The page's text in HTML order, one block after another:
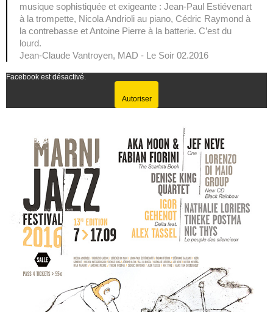
musique sophistiquée et exigeante : Jean-Paul Estiévenart
à la trompette, Nicola Andrioli au piano, Cédric Raymond à
la contrebasse et Antoine Pierre à la batterie. C’est du
lourd.
Jean-Claude Vantroyen, MAD - Le Soir 02.2016
Facebook est désactivé.
Autoriser